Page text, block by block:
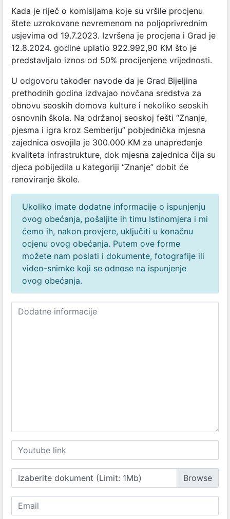
Kada je riječ o komisijama koje su vršile procjenu
štete uzrokovane nevremenom na poljoprivrednim
usjevima od 19.7.2023. Izvršena je procjena i Grad je
12.8.2024. godine uplatio 922.992,90 KM što je
predstavljalo iznos od 50% procijenjene vrijednosti.
U odgovoru također navode da je Grad Bijeljina
prethodnih godina izdvajao novčana sredstva za
obnovu seoskih domova kulture i nekoliko seoskih
osnovnih škola. Na održanoj seoskoj fešti “Znanje,
pjesma i igra kroz Semberiju” pobjednička mjesna
zajednica osvojila je 300.000 KM za unapređenje
kvaliteta infrastrukture, dok mjesna zajednica čija su
djeca pobijedila u kategoriji “Znanje” dobit će
renoviranje škole.
Ukoliko imate dodatne informacije o ispunjenju
ovog obećanja, pošaljite ih timu Istinomjera i mi
ćemo ih, nakon provjere, uključiti u konačnu
ocjenu ovog obećanja. Putem ove forme
možete nam poslati i dokumente, fotografije ili
video-snimke koji se odnose na ispunjenje
ovog obećanja.
Izaberite dokument (Limit: 1Mb)